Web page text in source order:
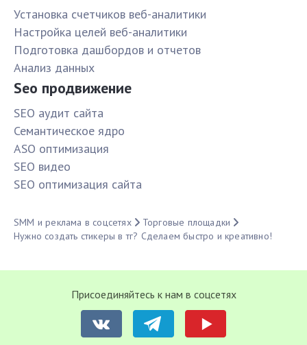
Установка счетчиков веб-аналитики
Настройка целей веб-аналитики
Подготовка дашбордов и отчетов
Анализ данных
Seo продвижение
SЕО аудит сайта
Семантическое ядро
ASO оптимизация
SЕО видео
SЕО оптимизация сайта
SMM и реклама в соцсетях
Торговые площадки
Нужно создать стикеры в тг? Сделаем быстро и креативно!
Присоединяйтесь к нам в соцсетях